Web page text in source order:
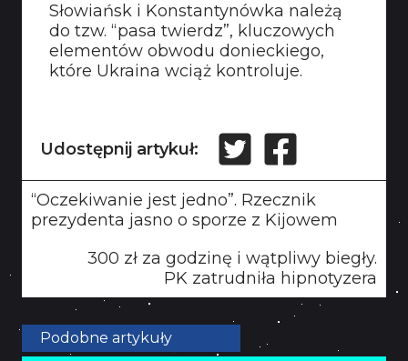
Słowiańsk i Konstantynówka należą
do tzw. “pasa twierdz”, kluczowych
elementów obwodu donieckiego,
które Ukraina wciąż kontroluje.
Udostępnij artykuł:
“Oczekiwanie jest jedno”. Rzecznik
prezydenta jasno o sporze z Kijowem
300 zł za godzinę i wątpliwy biegły.
PK zatrudniła hipnotyzera
Podobne artykuły